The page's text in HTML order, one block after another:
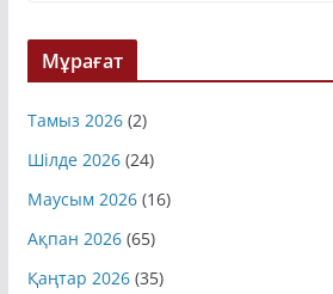
Мұрағат
Тамыз 2026(2)
Шілде 2026(24)
Маусым 2026(16)
Ақпан 2026(65)
Қаңтар 2026(35)